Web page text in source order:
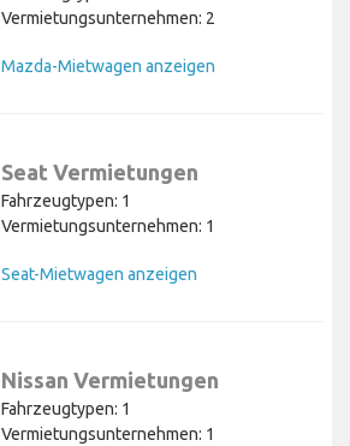
Vermietungsunternehmen: 2
Mazda-Mietwagen anzeigen
Seat Vermietungen
Fahrzeugtypen: 1
Vermietungsunternehmen: 1
Seat-Mietwagen anzeigen
Nissan Vermietungen
Fahrzeugtypen: 1
Vermietungsunternehmen: 1